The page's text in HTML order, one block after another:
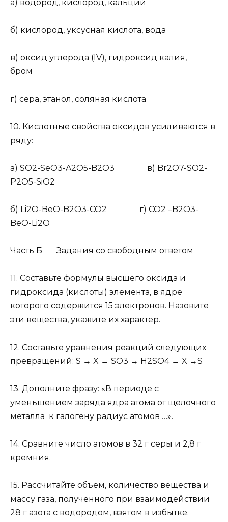
а) водород, кислород, кальций
б) кислород, уксусная кислота, вода
в) оксид углерода (IV), гидроксид калия,
бром
г) сера, этанол, соляная кислота
10. Кислотные свойства оксидов усиливаются в
ряду:
а) SO2-SeO3-A2O5-B2O3 в) Br2O7-SO2-
P2O5-SiO2
б) Li2O-BeO-B2O3-CO2 г) CO2 –B2O3-
BeO-Li2O
Часть Б Задания со свободным ответом
11. Составьте формулы высшего оксида и
гидроксида (кислоты) элемента, в ядре
которого содержится 15 электронов. Назовите
эти вещества, укажите их характер.
12. Составьте уравнения реакций следующих
превращений: S → X → SO3 → H2SO4→ X →S
13. Дополните фразу: «В периоде с
уменьшением заряда ядра атома от щелочного
металла к галогену радиус атомов …».
14. Сравните число атомов в 32 г серы и 2,8 г
кремния.
15. Рассчитайте объем, количество вещества и
массу газа, полученного при взаимодействии
28 г азота с водородом, взятом в избытке.